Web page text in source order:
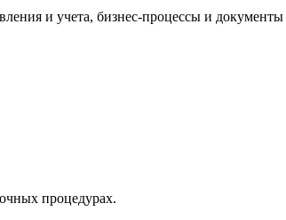
и учета, бизнес-процессы и документы
процедурах.